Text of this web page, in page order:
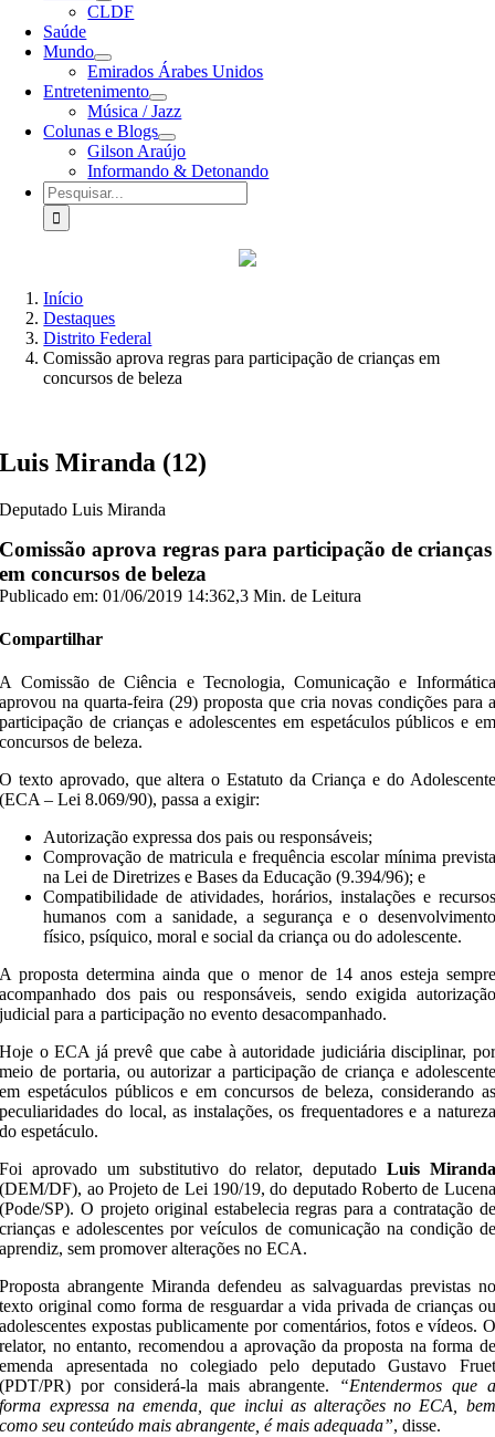
CLDF
Saúde
Mundo
Emirados Árabes Unidos
Entretenimento
Música / Jazz
Colunas e Blogs
Gilson Araújo
Informando & Detonando
Buscar
resultados
para:
Início
Destaques
Distrito Federal
Comissão aprova regras para participação de crianças em
concursos de beleza
Luis Miranda (12)
Deputado Luis Miranda
Comissão aprova regras para participação de crianças
em concursos de beleza
Publicado em: 01/06/2019 14:362,3 Min. de Leitura
Compartilhar
A Comissão de Ciência e Tecnologia, Comunicação e Informática
aprovou na quarta-feira (29) proposta que cria novas condições para a
participação de crianças e adolescentes em espetáculos públicos e em
concursos de beleza.
O texto aprovado, que altera o Estatuto da Criança e do Adolescente
(ECA – Lei 8.069/90), passa a exigir:
Autorização expressa dos pais ou responsáveis;
Comprovação de matricula e frequência escolar mínima prevista
na Lei de Diretrizes e Bases da Educação (9.394/96); e
Compatibilidade de atividades, horários, instalações e recursos
humanos com a sanidade, a segurança e o desenvolvimento
físico, psíquico, moral e social da criança ou do adolescente.
A proposta determina ainda que o menor de 14 anos esteja sempre
acompanhado dos pais ou responsáveis, sendo exigida autorização
judicial para a participação no evento desacompanhado.
Hoje o ECA já prevê que cabe à autoridade judiciária disciplinar, por
meio de portaria, ou autorizar a participação de criança e adolescente
em espetáculos públicos e em concursos de beleza, considerando as
peculiaridades do local, as instalações, os frequentadores e a natureza
do espetáculo.
Foi aprovado um substitutivo do relator, deputado Luis Miranda
(DEM/DF), ao Projeto de Lei 190/19, do deputado Roberto de Lucena
(Pode/SP). O projeto original estabelecia regras para a contratação de
crianças e adolescentes por veículos de comunicação na condição de
aprendiz, sem promover alterações no ECA.
Proposta abrangente Miranda defendeu as salvaguardas previstas no
texto original como forma de resguardar a vida privada de crianças ou
adolescentes expostas publicamente por comentários, fotos e vídeos. O
relator, no entanto, recomendou a aprovação da proposta na forma de
emenda apresentada no colegiado pelo deputado Gustavo Fruet
(PDT/PR) por considerá-la mais abrangente. “Entendermos que a
forma expressa na emenda, que inclui as alterações no ECA, bem
como seu conteúdo mais abrangente, é mais adequada”, disse.